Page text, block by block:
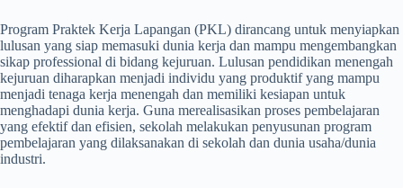
Program Praktek Kerja Lapangan (PKL) dirancang untuk menyiapkan
lulusan yang siap memasuki dunia kerja dan mampu mengembangkan
sikap professional di bidang kejuruan. Lulusan pendidikan menengah
kejuruan diharapkan menjadi individu yang produktif yang mampu
menjadi tenaga kerja menengah dan memiliki kesiapan untuk
menghadapi dunia kerja. Guna merealisasikan proses pembelajaran
yang efektif dan efisien, sekolah melakukan penyusunan program
pembelajaran yang dilaksanakan di sekolah dan dunia usaha/dunia
industri.